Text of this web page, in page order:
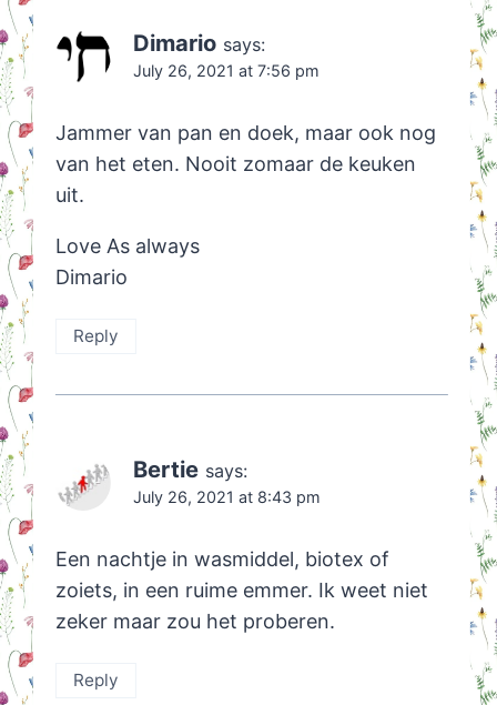
Dimario says:
July 26, 2021 at 7:56 pm
Jammer van pan en doek, maar ook nog
van het eten. Nooit zomaar de keuken
uit.
Love As always
Dimario
Reply
Bertie says:
July 26, 2021 at 8:43 pm
Een nachtje in wasmiddel, biotex of
zoiets, in een ruime emmer. Ik weet niet
zeker maar zou het proberen.
Reply